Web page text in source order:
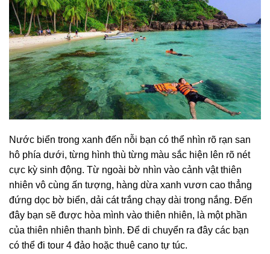
Nước biển trong xanh đến nỗi bạn có thể nhìn rõ rạn san
hô phía dưới, từng hình thù từng màu sắc hiện lên rõ nét
cực kỳ sinh động. Từ ngoài bờ nhìn vào cảnh vật thiên
nhiên vô cùng ấn tượng, hàng dừa xanh vươn cao thẳng
đứng dọc bờ biển, dải cát trắng chạy dài trong nắng. Đến
đây bạn sẽ được hòa mình vào thiên nhiên, là một phần
của thiên nhiên thanh bình. Để di chuyển ra đây các bạn
có thể đi tour 4 đảo hoặc thuê cano tự túc.